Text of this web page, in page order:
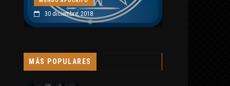
MÁS POPULARES